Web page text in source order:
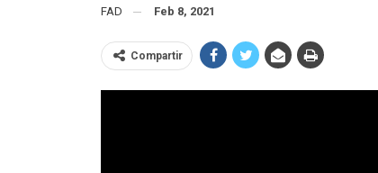
FAD Feb 8, 2021
Compartir